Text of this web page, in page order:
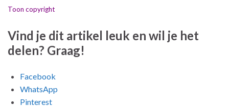
Toon copyright
Vind je dit artikel leuk en wil je het
delen? Graag!
Facebook
WhatsApp
Pinterest